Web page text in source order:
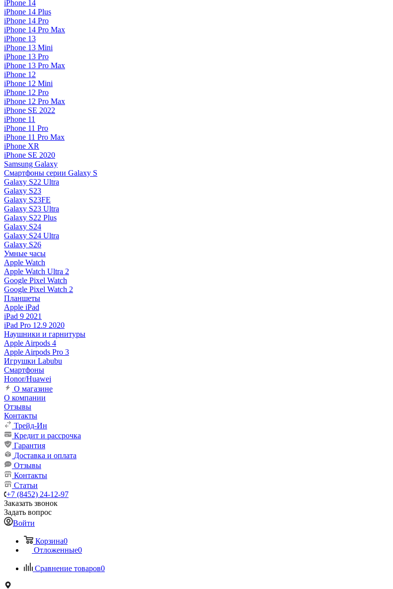
iPhone 14
iPhone 14 Plus
iPhone 14 Pro
iPhone 14 Pro Max
iPhone 13
iPhone 13 Mini
iPhone 13 Pro
iPhone 13 Pro Max
iPhone 12
iPhone 12 Mini
iPhone 12 Pro
iPhone 12 Pro Max
iPhone SE 2022
iPhone 11
iPhone 11 Pro
iPhone 11 Pro Max
iPhone XR
iPhone SE 2020
Samsung Galaxy
Смартфоны серии Galaxy S
Galaxy S22 Ultra
Galaxy S23
Galaxy S23FE
Galaxy S23 Ultra
Galaxy S22 Plus
Galaxy S24
Galaxy S24 Ultra
Galaxy S26
Умные часы
Apple Watch
Apple Watch Ultra 2
Google Pixel Watch
Google Pixel Watch 2
Планшеты
Apple iPad
iPad 9 2021
iPad Pro 12.9 2020
Наушники и гарнитуры
Apple Airpods 4
Apple Airpods Pro 3
Игрушки Labubu
Смартфоны
Honor/Huawei
О магазине
О компании
Отзывы
Контакты
Трейд-Ин
Кредит и рассрочка
Гарантия
Доставка и оплата
Отзывы
Контакты
Статьи
+7 (8452) 24-12-97
Заказать звонок
Задать вопрос
Войти
Корзина0
Отложенные0
Сравнение товаров0